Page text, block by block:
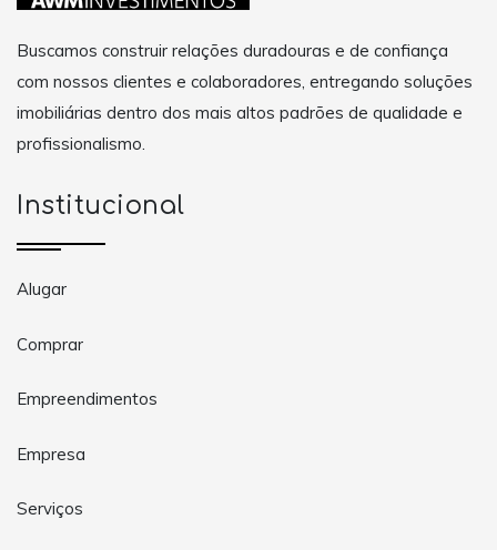
Buscamos construir relações duradouras e de confiança
com nossos clientes e colaboradores, entregando soluções
imobiliárias dentro dos mais altos padrões de qualidade e
profissionalismo.
Institucional
Alugar
Comprar
Empreendimentos
Empresa
Serviços